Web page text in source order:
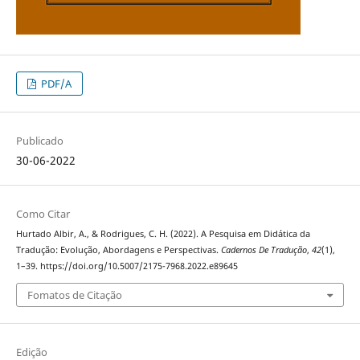
PDF/A
Publicado
30-06-2022
Como Citar
Hurtado Albir, A., & Rodrigues, C. H. (2022). A Pesquisa em Didática da
Tradução: Evolução, Abordagens e Perspectivas. Cadernos De Tradução, 42(1),
1–39. https://doi.org/10.5007/2175-7968.2022.e89645
Fomatos de Citação
Edição